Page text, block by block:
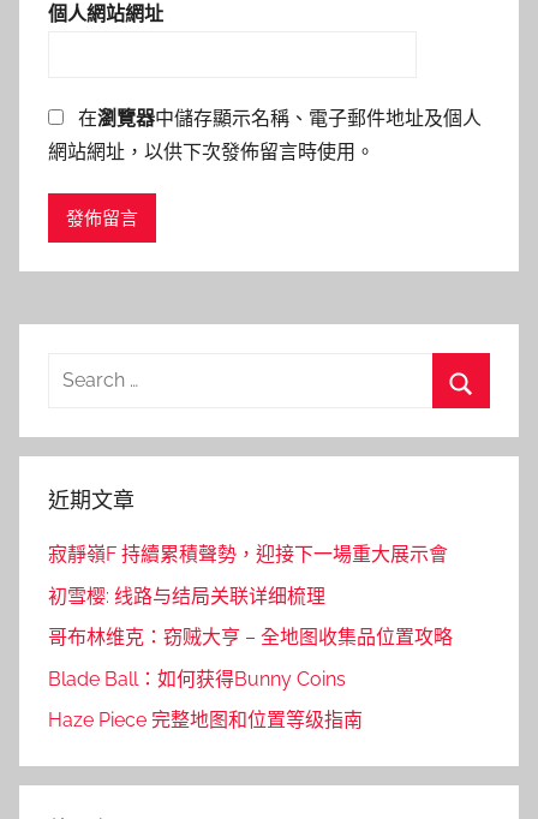
個人網站網址
在瀏覽器中儲存顯示名稱、電子郵件地址及個人
網站網址，以供下次發佈留言時使用。
Search
近期文章
寂靜嶺F 持續累積聲勢，迎接下一場重大展示會
初雪樱: 线路与结局关联详细梳理
哥布林维克：窃贼大亨 – 全地图收集品位置攻略
Blade Ball：如何获得Bunny Coins
Haze Piece 完整地图和位置等级指南